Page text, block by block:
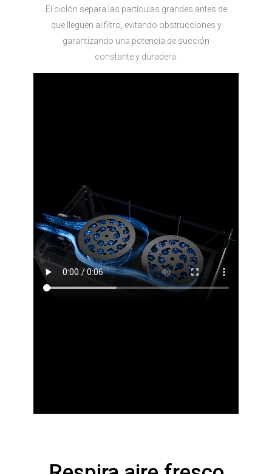
El ciclón separa las partículas grandes antes de
que lleguen al filtro, evitando obstrucciones y
garantizando una potencia de succión
constante y duradera.